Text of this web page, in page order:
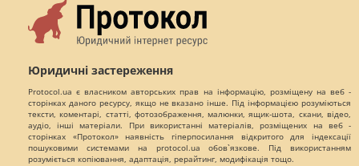
Юридичні застереження
Protocol.ua є власником авторських прав на інформацію, розміщену на веб -
сторінках даного ресурсу, якщо не вказано інше. Під інформацією розуміються
тексти, коментарі, статті, фотозображення, малюнки, ящик-шота, скани, відео,
аудіо, інші матеріали. При використанні матеріалів, розміщених на веб -
сторінках «Протокол» наявність гіперпосилання відкритого для індексації
пошуковими системами на protocol.ua обов`язкове. Під використанням
розуміється копіювання, адаптація, рерайтинг, модифікація тощо.